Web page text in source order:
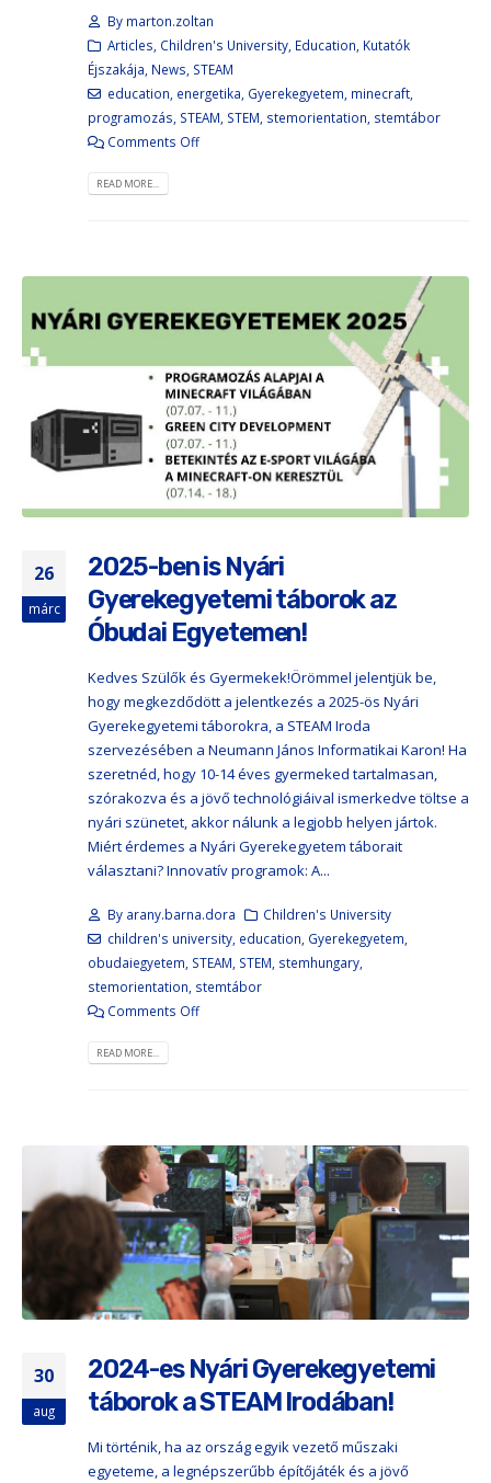
By marton.zoltan
Articles Children's University, Education Kutatók
Éjszakája News STEAM
education energetika Gyerekegyetem minecraft,
programozás STEAM STEM stemorientation stemtábor
Comments Off
READ MORE...
26
márc
2025-ben is Nyári
Gyerekegyetemi táborok az
Óbudai Egyetemen!
Kedves Szülők és Gyermekek!Örömmel jelentjük be,
hogy megkezdődött a jelentkezés a 2025-ös Nyári
Gyerekegyetemi táborokra, a STEAM Iroda
szervezésében a Neumann János Informatikai Karon! Ha
szeretnéd, hogy 10-14 éves gyermeked tartalmasan,
szórakozva és a jövő technológiáival ismerkedve töltse a
nyári szünetet, akkor nálunk a legjobb helyen jártok.
Miért érdemes a Nyári Gyerekegyetem táborait
választani? Innovatív programok: A...
By arany.barna.dora
Children's University
children's university, education Gyerekegyetem
obudaiegyetem STEAM STEM stemhungary
stemorientation stemtábor
Comments Off
READ MORE...
30
aug
2024-es Nyári Gyerekegyetemi
táborok a STEAM Irodában!
Mi történik, ha az ország egyik vezető műszaki
egyeteme, a legnépszerűbb építőjáték és a jövő